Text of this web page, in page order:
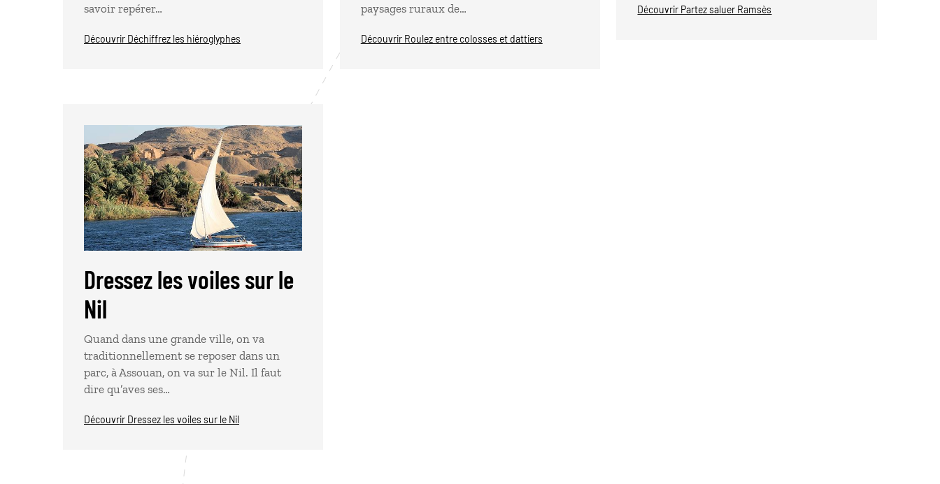
savoir repérer…
Découvrir Déchiffrez les hiéroglyphes
paysages ruraux de…
Découvrir Roulez entre colosses et dattiers
Découvrir Partez saluer Ramsès
Dressez les voiles sur le
Nil
Quand dans une grande ville, on va
traditionnellement se reposer dans un
parc, à Assouan, on va sur le Nil. Il faut
dire qu’aves ses…
Découvrir Dressez les voiles sur le Nil